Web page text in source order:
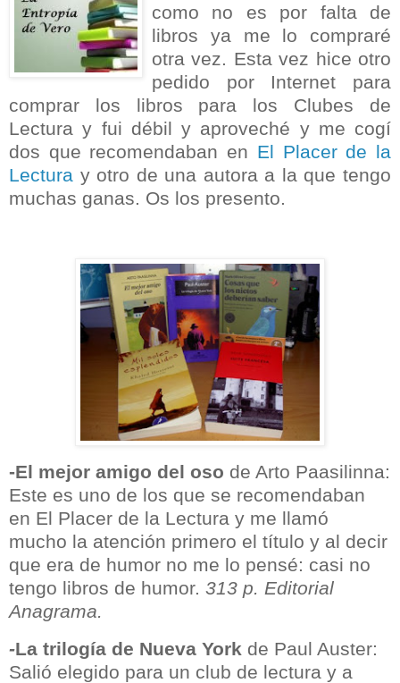
como no es por falta de
libros ya me lo compraré
otra vez. Esta vez hice otro
pedido por Internet para
comprar los libros para los Clubes de
Lectura y fui débil y aproveché y me cogí
dos que recomendaban en El Placer de la
Lectura y otro de una autora a la que tengo
muchas ganas. Os los presento.
-El mejor amigo del oso de Arto Paasilinna:
Este es uno de los que se recomendaban
en El Placer de la Lectura y me llamó
mucho la atención primero el título y al decir
que era de humor no me lo pensé: casi no
tengo libros de humor. 313 p. Editorial
Anagrama.
-La trilogía de Nueva York de Paul Auster:
Salió elegido para un club de lectura y a